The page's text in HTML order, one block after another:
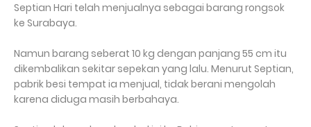
Septian Hari telah menjualnya sebagai barang rongsok
ke Surabaya.
Namun barang seberat 10 kg dengan panjang 55 cm itu
dikembalikan sekitar sepekan yang lalu. Menurut Septian,
pabrik besi tempat ia menjual, tidak berani mengolah
karena diduga masih berbahaya.